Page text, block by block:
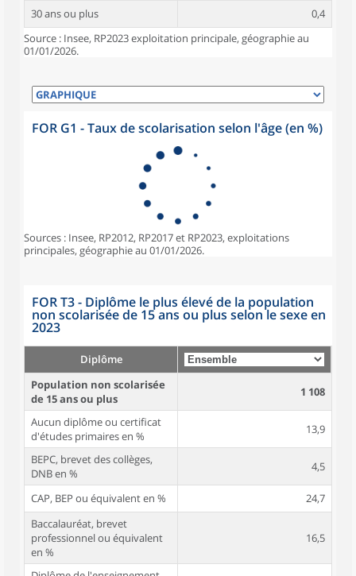
30 ans ou plus
0,4
Source : Insee, RP2023 exploitation principale, géographie au
01/01/2026.
FOR G1 - Taux de scolarisation selon l'âge (en %)
Sources : Insee, RP2012, RP2017 et RP2023, exploitations
principales, géographie au 01/01/2026.
FOR T3 - Diplôme le plus élevé de la population
non scolarisée de 15 ans ou plus selon le sexe en
2023
Diplôme
Population non scolarisée
de 15 ans ou plus
1 108
Aucun diplôme ou certificat
d'études primaires en %
13,9
BEPC, brevet des collèges,
DNB en %
4,5
CAP, BEP ou équivalent en %
24,7
Baccalauréat, brevet
professionnel ou équivalent
en %
16,5